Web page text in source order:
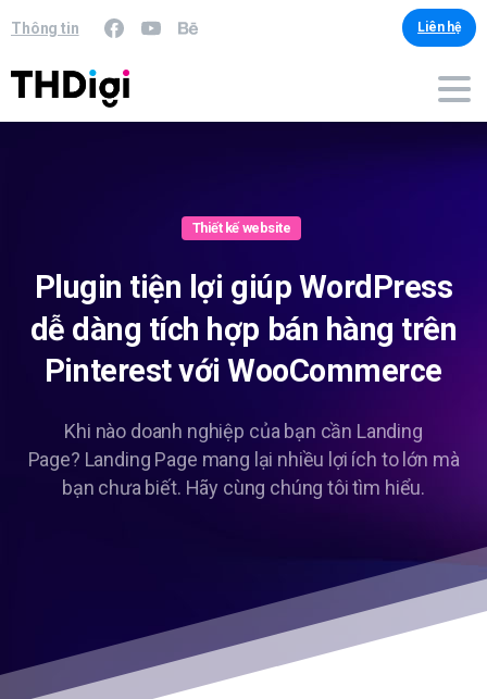
Thông tin Liên hệ
Thiết kế website
Plugin tiện lợi giúp WordPress
dễ dàng tích hợp bán hàng trên
Pinterestvới WooCommerce
Khi nào doanh nghiệp của bạn cần Landing
Page? Landing Page mang lại nhiều lợi ích to lớn mà
bạn chưa biết. Hãy cùng chúng tôi tìm hiểu.